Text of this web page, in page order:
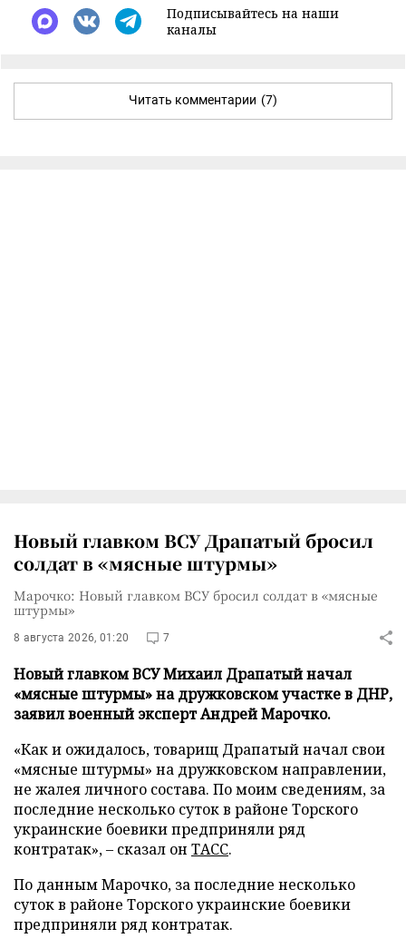
Подписывайтесь на наши
каналы
Читать комментарии (7)
Новый главком ВСУ Драпатый бросил
солдат в «мясные штурмы»
Марочко: Новый главком ВСУ бросил солдат в «мясные
штурмы»
8 августа 2026, 01:20 7
Новый главком ВСУ Михаил Драпатый начал
«мясные штурмы» на дружковском участке в ДНР,
заявил военный эксперт Андрей Марочко.
«Как и ожидалось, товарищ Драпатый начал свои
«мясные штурмы» на дружковском направлении,
не жалея личного состава. По моим сведениям, за
последние несколько суток в районе Торского
украинские боевики предприняли ряд
контратак», – сказал он ТАСС.
По данным Марочко, за последние несколько
суток в районе Торского украинские боевики
предприняли ряд контратак.